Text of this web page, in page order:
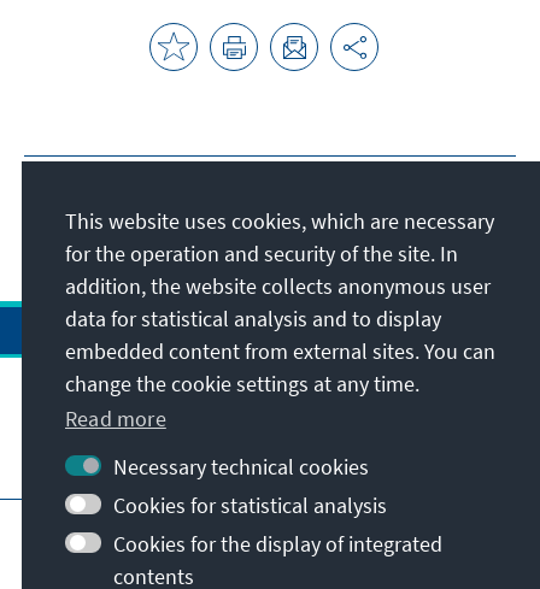
Visit also
Imprint
Terms of use
Declaration on accessibility
This website uses cookies, which are necessary
for the operation and security of the site. In
addition, the website collects anonymous user
data for statistical analysis and to display
embedded content from external sites. You can
change the cookie settings at any time.
Read more
Necessary technical cookies
Cookies for statistical analysis
Cookies for the display of integrated
contents